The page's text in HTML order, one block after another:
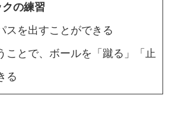
の練習
スを出すことができる
ことで、ボールを「蹴る」「止
る